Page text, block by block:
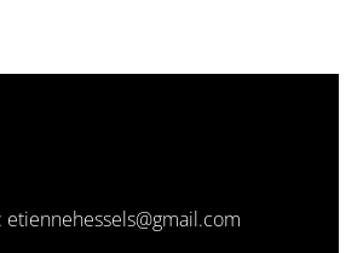
etiennehessels@gmail.com